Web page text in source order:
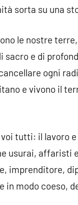
sorta su una
le nostre
sacro e di
ogni
e vivono il
tutti: il lavoro
usurai, affaristi
imprenditore,
in modo coeso,